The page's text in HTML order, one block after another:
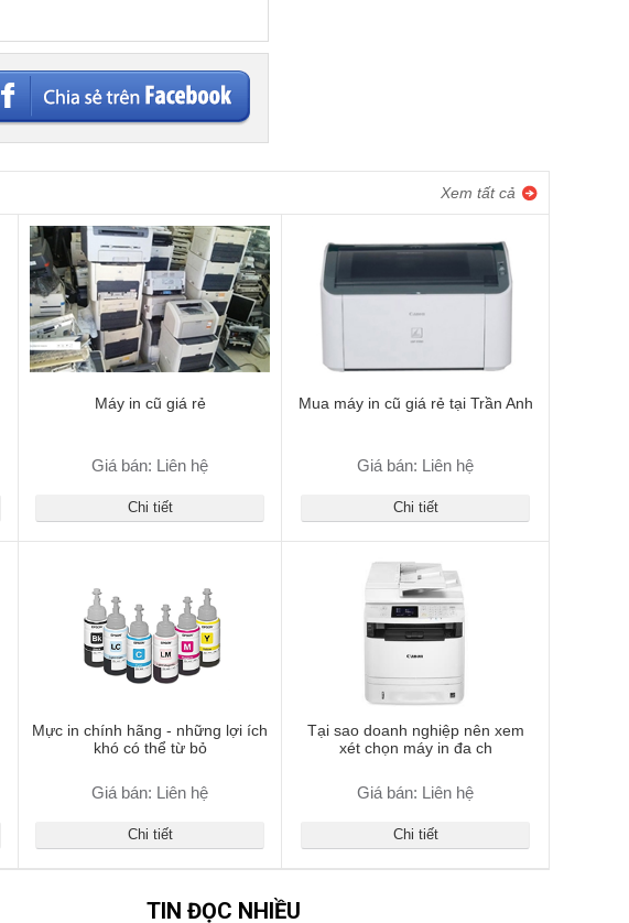
Xem tất cả
Máy in cũ giá rẻ
Giá bán: Liên hệ
Chi tiết
Mua máy in cũ giá rẻ tại Trần Anh
Giá bán: Liên hệ
Chi tiết
Mực in chính hãng - những lợi ích
khó có thể từ bỏ
Giá bán: Liên hệ
Chi tiết
Tại sao doanh nghiệp nên xem
xét chọn máy in đa ch
Giá bán: Liên hệ
Chi tiết
TIN ĐỌC NHIỀU